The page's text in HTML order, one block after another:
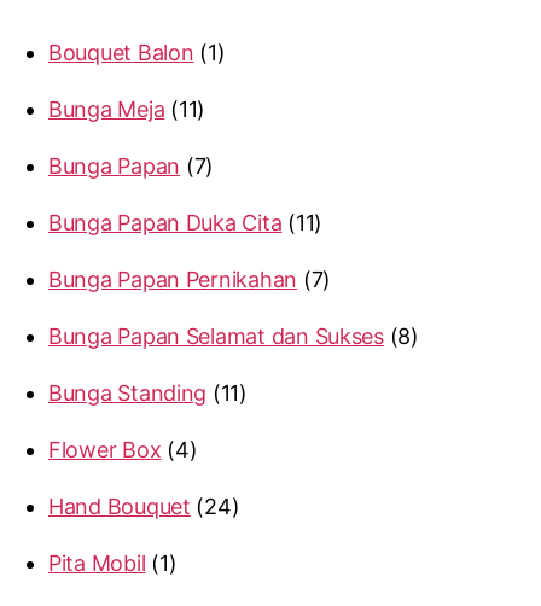
Bouquet Balon 1
Bunga Meja 11
Bunga Papan 7
Bunga Papan Duka Cita 11
Bunga Papan Pernikahan 7
Bunga Papan Selamat dan Sukses 8
Bunga Standing 11
Flower Box 4
Hand Bouquet 24
Pita Mobil 1